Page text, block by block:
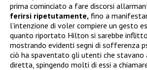
prima cominciato a fare discorsi
ferirsi ripetutamente, fino a
l’intenzione di voler compiere un gesto
quanto riportato Hilton si sarebbe
mostrando evidenti segni di sofferenza
ciò ha spaventato gli utenti che stavano
diretta, spingendo molti di essi a